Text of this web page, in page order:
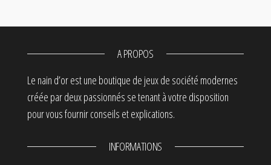
A PROPOS
Le nain d’or est une boutique de jeux de société modernes
créée par deux passionnés se tenant à votre disposition
pour vous fournir conseils et explications.
INFORMATIONS